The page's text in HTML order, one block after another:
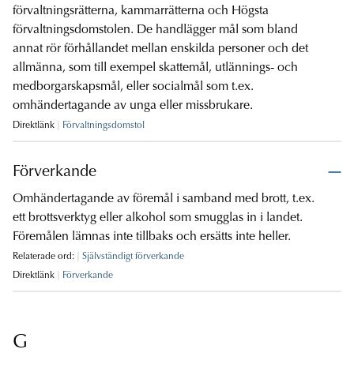
förvaltningsrätterna, kammarrätterna och Högsta
förvaltningsdomstolen. De handlägger mål som bland
annat rör förhållandet mellan enskilda personer och det
allmänna, som till exempel skattemål, utlännings- och
medborgarskapsmål, eller socialmål som t.ex.
omhändertagande av unga eller missbrukare.
Direktlänk Förvaltningsdomstol
Förverkande
Omhändertagande av föremål i samband med brott, t.ex.
ett brottsverktyg eller alkohol som smugglas in i landet.
Föremålen lämnas inte tillbaks och ersätts inte heller.
Relaterade ord:
Självständigt förverkande
Direktlänk
Förverkande
G